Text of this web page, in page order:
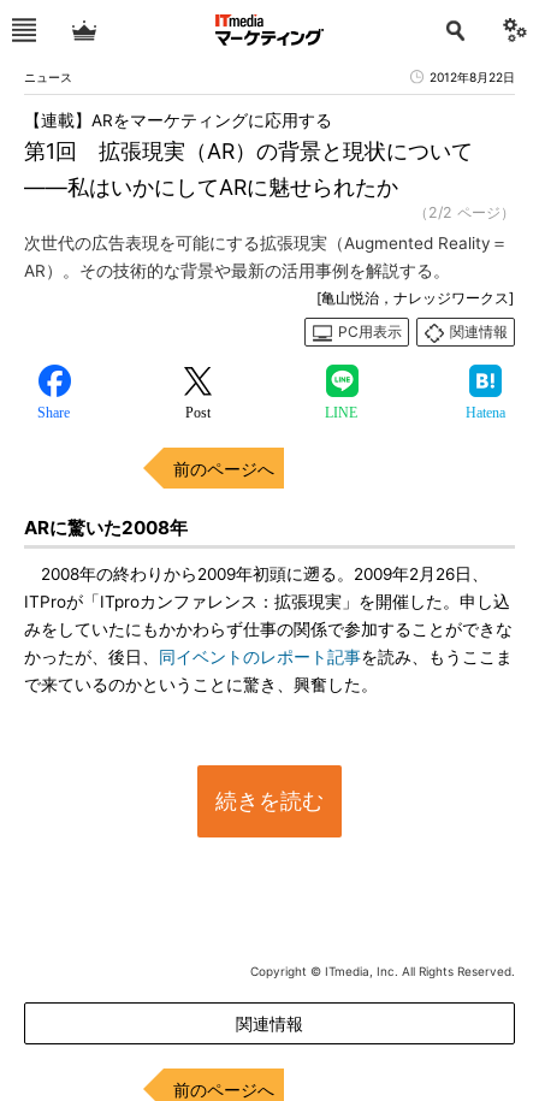
ニュース 2012年8月22日
第1回 拡張現実（AR）の背景と現状について
――私はいかにしてARに魅せられたか
【連載】ARをマーケティングに応用する
（2/2 ページ）
次世代の広告表現を可能にする拡張現実（Augmented Reality＝
AR）。その技術的な背景や最新の活用事例を解説する。
[亀山悦治，ナレッジワークス]
PC用表示
関連情報
Share Post LINE Hatena
前のページへ
ARに驚いた2008年
2008年の終わりから2009年初頭に遡る。2009年2月26日、
ITProが「ITproカンファレンス：拡張現実」を開催した。申し込
みをしていたにもかかわらず仕事の関係で参加することができな
かったが、後日、 同イベントのレポート記事を読み、もうここま
で来ているのかということに驚き、興奮した。
続きを読む
Copyright © ITmedia, Inc. All Rights Reserved.
関連情報
前のページへ